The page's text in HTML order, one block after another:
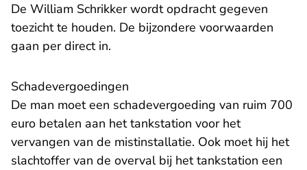
De William Schrikker wordt opdracht gegeven
toezicht te houden. De bijzondere voorwaarden
gaan per direct in.
​Schadevergoedingen
De man moet een schadevergoeding van ruim 700
euro betalen aan het tankstation voor het
vervangen van de mistinstallatie. Ook moet hij het
slachtoffer van de overval bij het tankstation een